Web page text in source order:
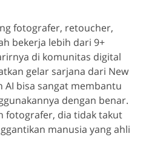
fotografer, retoucher,
bekerja lebih dari 9+
di komunitas digital
gelar sarjana dari New
AI bisa sangat membantu
dengan benar.
fotografer, dia tidak takut
manusia yang ahli